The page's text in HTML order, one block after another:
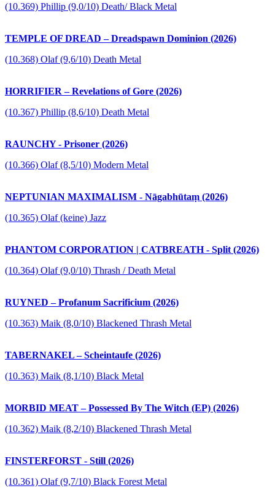
(10.369) Phillip (9,0/10) Death/ Black Metal
TEMPLE OF DREAD – Dreadspawn Dominion (2026)
(10.368) Olaf (9,6/10) Death Metal
HORRIFIER – Revelations of Gore (2026)
(10.367) Phillip (8,6/10) Death Metal
RAUNCHY - Prisoner (2026)
(10.366) Olaf (8,5/10) Modern Metal
NEPTUNIAN MAXIMALISM - Nāgabhūtaṃ (2026)
(10.365) Olaf (keine) Jazz
PHANTOM CORPORATION | CATBREATH - Split (2026)
(10.364) Olaf (9,0/10) Thrash / Death Metal
RUYNED – Profanum Sacrificium (2026)
(10.363) Maik (8,0/10) Blackened Thrash Metal
TABERNAKEL – Scheintaufe (2026)
(10.363) Maik (8,1/10) Black Metal
MORBID MEAT – Possessed By The Witch (EP) (2026)
(10.362) Maik (8,2/10) Blackened Thrash Metal
FINSTERFORST - Still (2026)
(10.361) Olaf (9,7/10) Black Forest Metal